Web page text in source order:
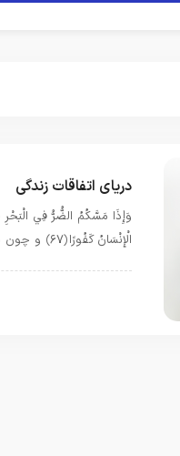
دریای اتفاقات زندگی
وَإِذَا مَسَّكُمُ الضُّرُّ فِي الْبَحْرِ
الْإِنْسَانُ كَفُورًا ﴿۶۷﴾ و چون در دريا به شما صدمه‏ اى برسد هر كه را جز او …